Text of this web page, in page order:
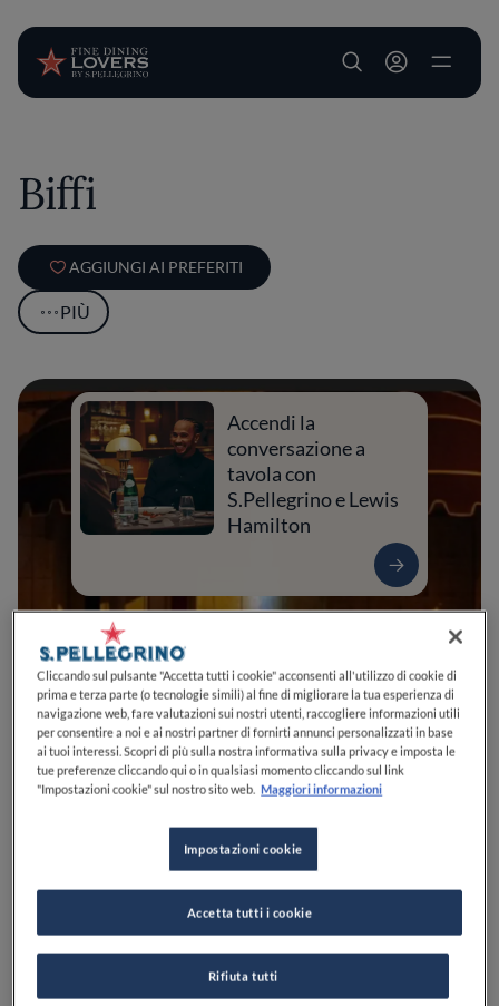
User account
Biffi
AGGIUNGI AI PREFERITI
PIÙ
0 0 0
Accendi la
conversazione a
tavola con
S.Pellegrino e Lewis
Hamilton
Via S. Giovanni, 609124CagliariCAItalia
PREZZO
Cliccando sul pulsante "Accetta tutti i cookie" acconsenti all'utilizzo di cookie di
prima e terza parte (o tecnologie simili) al fine di migliorare la tua esperienza di
navigazione web, fare valutazioni sui nostri utenti, raccogliere informazioni utili
per consentire a noi e ai nostri partner di fornirti annunci personalizzati in base
ai tuoi interessi. Scopri di più sulla nostra informativa sulla privacy e imposta le
tue preferenze cliccando qui o in qualsiasi momento cliccando sul link
"Impostazioni cookie" sul nostro sito web. Maggiori informazioni
Impostazioni cookie
Rifiuta tutti
Accetta tutti i cookie